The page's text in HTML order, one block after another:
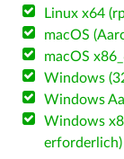
Linux x64
macOS
macOS
Windows
Windows
Windows
erforderlich)